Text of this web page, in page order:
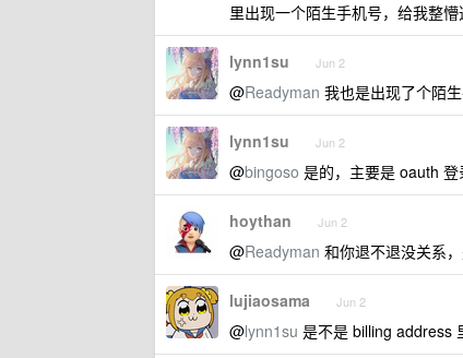
里出现一个陌生手机号，给我整
lynn1su Jun 2
@Readyman 我也是出现了个陌
lynn1su Jun 2
@bingoso 是的，主要是 oauth
hoythan Jun 2
@Readyman 和你退不退没关系
lujiaosama Jun 2
@lynn1su 是不是 billing address